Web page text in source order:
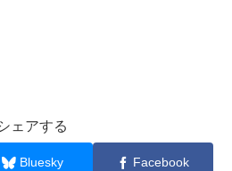
ェアする
Bluesky Facebook